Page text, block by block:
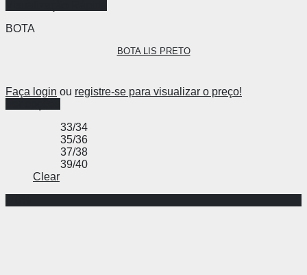
BOTA
BOTA LIS PRETO
Faça login ou registre-se para visualizar o preço!
33/34
35/36
37/38
39/40
Clear